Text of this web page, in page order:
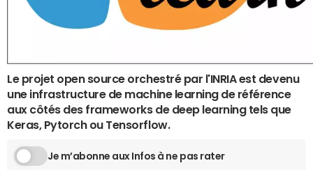
Le projet open source orchestré par l'INRIA est devenu
une infrastructure de machine learning de référence
aux côtés des frameworks de deep learning tels que
Keras, Pytorch ou Tensorflow.
Je m’abonne aux Infos à ne pas rater